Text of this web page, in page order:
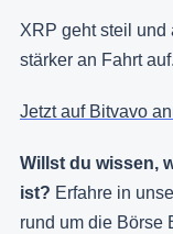
XRP geht steil und
stärker an Fahrt
Jetzt auf Bitvavo
Willst du wissen,
ist? Erfahre in
rund um die Börse